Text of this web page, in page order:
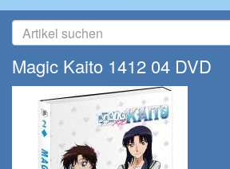
Magic Kaito 1412 04 DVD